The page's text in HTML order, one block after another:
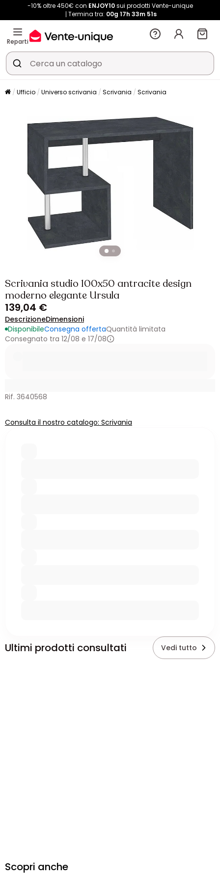
-10% oltre 450€ con ENJOY10sui prodotti Vente-unique
Termina tra: 00g 17h 33m 51s
Reparti
Ufficio Universo scrivania Scrivania Scrivania
Scrivania studio 100x50 antracite design
moderno elegante Ursula
139,04 €
DescrizioneDimensioni
DisponibileConsegna offertaQuantità limitata
Consegnato tra 12/08 e 17/08
Rif. 3640568
Consulta il nostro catalogo: Scrivania
Ultimi prodotti consultati Vedi tutto
Scopri anche